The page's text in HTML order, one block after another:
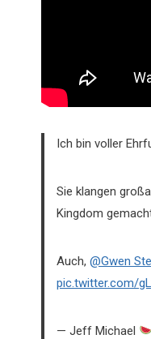
Ich bin voller
Sie klangen
Kingdom
Auch, @Gwen
pic.twitter.com/
— Jeff Michael